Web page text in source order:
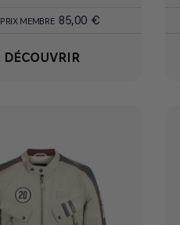
PRIX MEMBRE 85,00 €
DÉCOUVRIR